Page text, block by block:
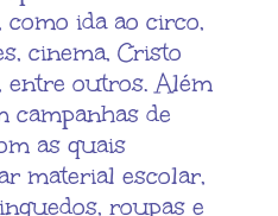
como ida ao circo,
cinema, Cristo
entre outros. Além
campanhas de
as quais
material escolar,
roupas e